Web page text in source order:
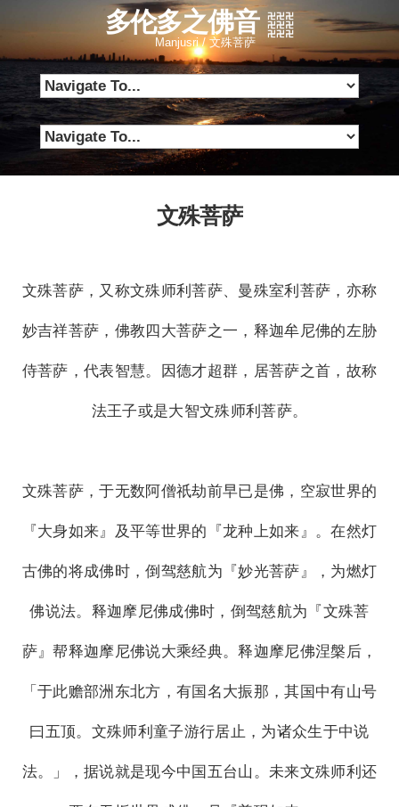
多伦多之佛音
Manjusri / 文殊菩萨
文殊菩萨
文殊菩萨，又称文殊师利菩萨、曼殊室利菩萨，亦称
妙吉祥菩萨，佛教四大菩萨之一，释迦牟尼佛的左胁
侍菩萨，代表智慧。因德才超群，居菩萨之首，故称
法王子或是大智文殊师利菩萨。
文殊菩萨，于无数阿僧祇劫前早已是佛，空寂世界的
『大身如来』及平等世界的『龙种上如来』。在然灯
古佛的将成佛时，倒驾慈航为『妙光菩萨』，为燃灯
佛说法。释迦摩尼佛成佛时，倒驾慈航为『文殊菩
萨』帮释迦摩尼佛说大乘经典。释迦摩尼佛涅槃后，
「于此赡部洲东北方，有国名大振那，其国中有山号
曰五顶。文殊师利童子游行居止，为诸众生于中说
法。」，据说就是现今中国五台山。未来文殊师利还